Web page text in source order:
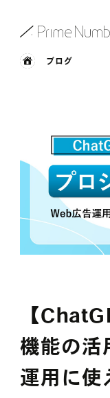
サービス一覧
事例紹介
お役立ち情報
会社情報
採用情報
各種ご相談
ブログ
【
機能の活
運用に使